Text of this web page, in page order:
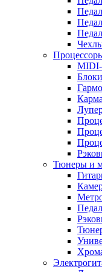
MIDI-
Тюнеры и